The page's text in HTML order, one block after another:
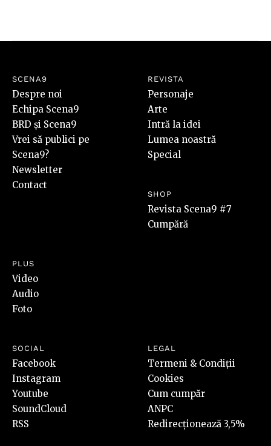
SCENA9
Despre noi
Echipa Scena9
BRD și Scena9
Vrei să publici pe
Scena9?
Newsletter
Contact
REVISTA
Personaje
Arte
Intră la idei
Lumea noastră
Special
SHOP
Revista Scena9 #7
Cumpără
PLUS
Video
Audio
Foto
SOCIAL
Facebook
Instagram
Youtube
SoundCloud
RSS
LEGAL
Termeni & Condiții
Cookies
Cum cumpăr
ANPC
Redirecționează 3,5%